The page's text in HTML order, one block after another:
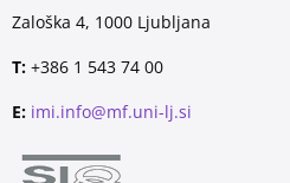
Zaloška 4, 1000 Ljubljana
T: +386 1 543 74 00
E: imi.info@mf.uni-lj.si